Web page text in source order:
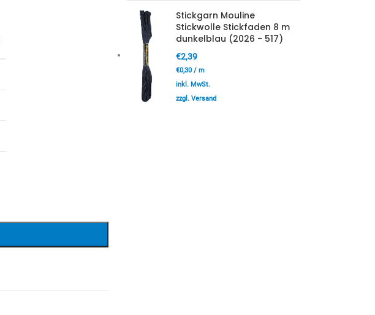
Stickgarn Mouline
Stickwolle Stickfaden 8 m
dunkelblau (2026 - 517)
€2,39
€0,30/ m
inkl. MwSt.
zzgl. Versand